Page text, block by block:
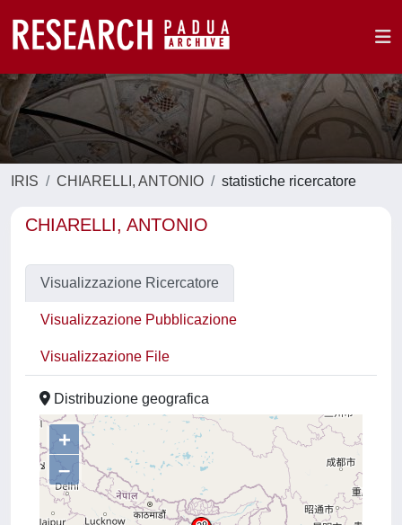
IRIS CHIARELLI, ANTONIO statistiche ricercatore
CHIARELLI, ANTONIO
Visualizzazione Ricercatore
Visualizzazione Pubblicazione
Visualizzazione File
Distribuzione geografica
+
–